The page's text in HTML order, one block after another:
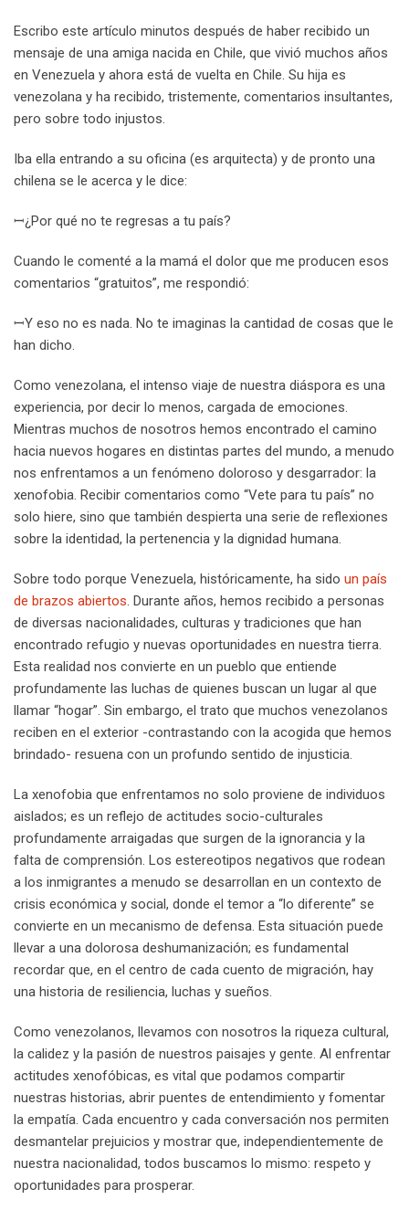
Escribo este artículo minutos después de haber recibido un
mensaje de una amiga nacida en Chile, que vivió muchos años
en Venezuela y ahora está de vuelta en Chile. Su hija es
venezolana y ha recibido, tristemente, comentarios insultantes,
pero sobre todo injustos.
Iba ella entrando a su oficina (es arquitecta) y de pronto una
chilena se le acerca y le dice:
ꟷ¿Por qué no te regresas a tu país?
Cuando le comenté a la mamá el dolor que me producen esos
comentarios “gratuitos”, me respondió:
ꟷY eso no es nada. No te imaginas la cantidad de cosas que le
han dicho.
Como venezolana, el intenso viaje de nuestra diáspora es una
experiencia, por decir lo menos, cargada de emociones.
Mientras muchos de nosotros hemos encontrado el camino
hacia nuevos hogares en distintas partes del mundo, a menudo
nos enfrentamos a un fenómeno doloroso y desgarrador: la
xenofobia. Recibir comentarios como “Vete para tu país” no
solo hiere, sino que también despierta una serie de reflexiones
sobre la identidad, la pertenencia y la dignidad humana.
Sobre todo porque Venezuela, históricamente, ha sido un país
de brazos abiertos. Durante años, hemos recibido a personas
de diversas nacionalidades, culturas y tradiciones que han
encontrado refugio y nuevas oportunidades en nuestra tierra.
Esta realidad nos convierte en un pueblo que entiende
profundamente las luchas de quienes buscan un lugar al que
llamar “hogar”. Sin embargo, el trato que muchos venezolanos
reciben en el exterior -contrastando con la acogida que hemos
brindado- resuena con un profundo sentido de injusticia.
La xenofobia que enfrentamos no solo proviene de individuos
aislados; es un reflejo de actitudes socio-culturales
profundamente arraigadas que surgen de la ignorancia y la
falta de comprensión. Los estereotipos negativos que rodean
a los inmigrantes a menudo se desarrollan en un contexto de
crisis económica y social, donde el temor a “lo diferente” se
convierte en un mecanismo de defensa. Esta situación puede
llevar a una dolorosa deshumanización; es fundamental
recordar que, en el centro de cada cuento de migración, hay
una historia de resiliencia, luchas y sueños.
Como venezolanos, llevamos con nosotros la riqueza cultural,
la calidez y la pasión de nuestros paisajes y gente. Al enfrentar
actitudes xenofóbicas, es vital que podamos compartir
nuestras historias, abrir puentes de entendimiento y fomentar
la empatía. Cada encuentro y cada conversación nos permiten
desmantelar prejuicios y mostrar que, independientemente de
nuestra nacionalidad, todos buscamos lo mismo: respeto y
oportunidades para prosperar.